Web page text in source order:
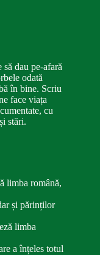
dau pe-afară
odată
în bine. Scriu
face viața
cu
stări.
limba română,
și părinților
limba
a înțeles totul